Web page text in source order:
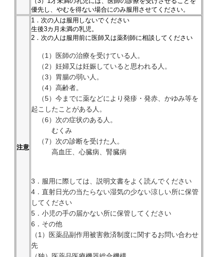
優先し、やむを得ない場合にのみ服用させてください。
注意
1．次の人は服用しないでください
生後3カ月未満の乳児。
2．次の人は服用前に医師又は薬剤師に相談してください
（1）医師の治療を受けている人。
（2）妊婦又は妊娠していると思われる人。
（3）胃腸の弱い人。
（4）高齢者。
（5）今までに薬などにより発疹・発赤、かゆみ等を
起こしたことがある人。
（6）次の症状のある人。
むくみ
（7）次の診断を受けた人。
高血圧、心臓病、腎臓病
3．服用に際しては、説明文書をよく読んでください
4．直射日光の当たらない湿気の少ない涼しい所に保管
してください
5．小児の手の届かない所に保管してください
6．その他
（1）医薬品副作用被害救済制度に関するお問い合わせ
先